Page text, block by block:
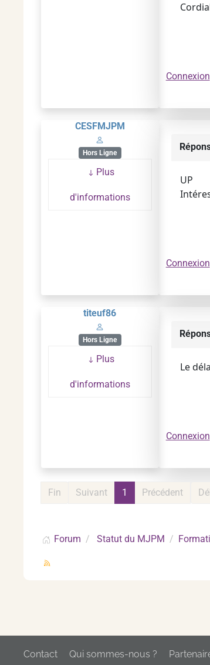
Connexion
CESFMJPM
Hors Ligne
Plus
d'informations
UP
Connexion
titeuf86
Hors Ligne
Plus
d'informations
Le
Connexion
Précédent
1
Suivant
Fin
Forum Statut du MJPM
Contact Qui sommes-nous ?